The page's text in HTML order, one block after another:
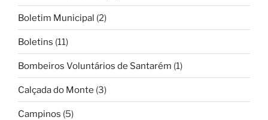
Boletim Municipal (2)
Boletins (11)
Bombeiros Voluntários de Santarém (1)
Calçada do Monte (3)
Campinos (5)